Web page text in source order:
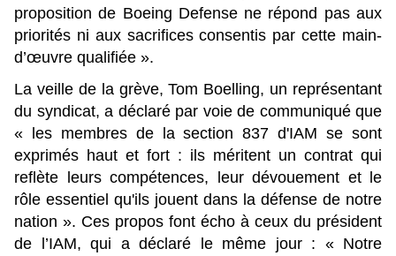
proposition de Boeing Defense ne répond pas aux
priorités ni aux sacrifices consentis par cette main-
d’œuvre qualifiée ».
La veille de la grève, Tom Boelling, un représentant
du syndicat, a déclaré par voie de communiqué que
« les membres de la section 837 d'IAM se sont
exprimés haut et fort : ils méritent un contrat qui
reflète leurs compétences, leur dévouement et le
rôle essentiel qu'ils jouent dans la défense de notre
nation ». Ces propos font écho à ceux du président
de l’IAM, qui a déclaré le même jour : « Notre